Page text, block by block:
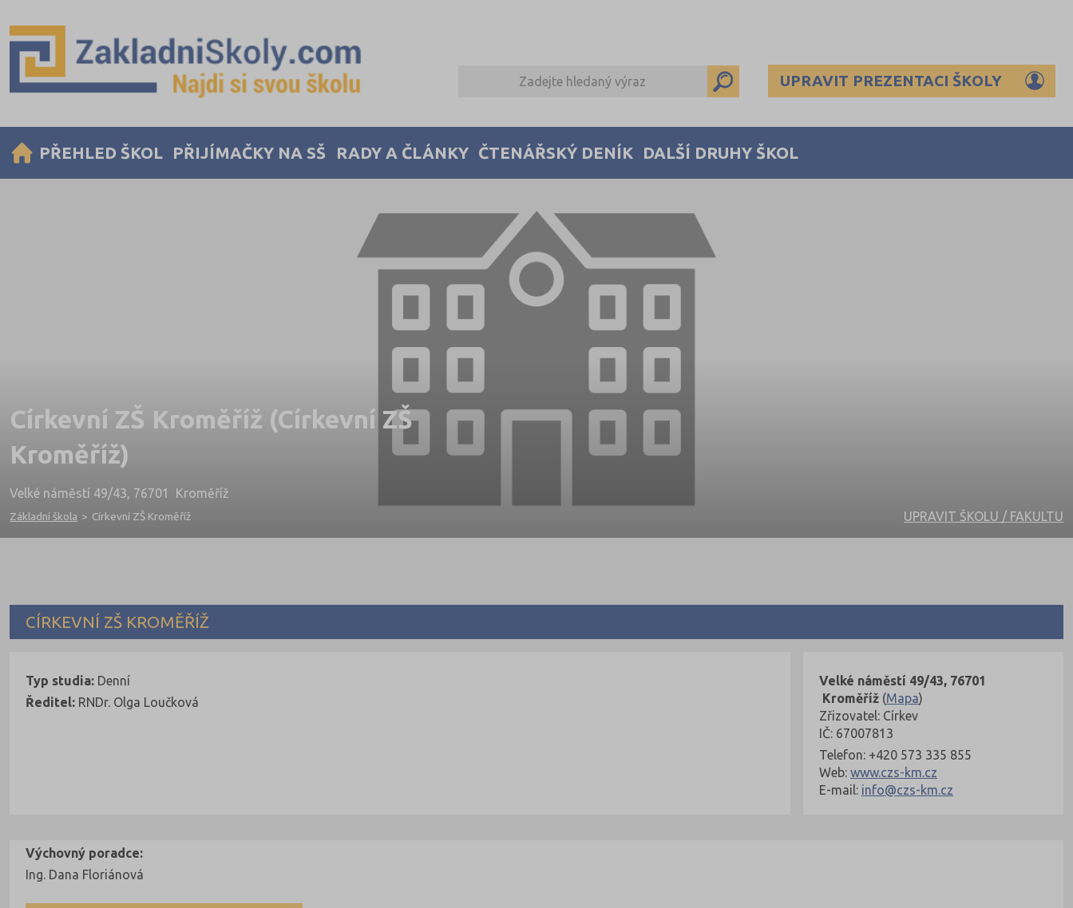
UPRAVIT PREZENTACI ŠKOLY
PŘEHLED ŠKOL PŘIJÍMAČKY NA SŠ RADY A ČLÁNKY ČTENÁŘSKÝ DENÍK DALŠÍ DRUHY ŠKOL
Církevní ZŠ Kroměříž (Církevní ZŠ
Kroměříž)
Velké náměstí 49/43, 76701 Kroměříž
Základní škola > Církevní ZŠ Kroměříž UPRAVIT ŠKOLU / FAKULTU
CÍRKEVNÍ ZŠ KROMĚŘÍŽ
Velké náměstí 49/43, 76701
Kroměříž (Mapa)
Zřizovatel: Církev
IČ: 67007813
Telefon: +420 573 335 855
Web: www.czs-km.cz
E-mail: info@czs-km.cz
Typ studia: Denní
Ředitel: RNDr. Olga Loučková
Výchovný poradce:
Ing. Dana Floriánová